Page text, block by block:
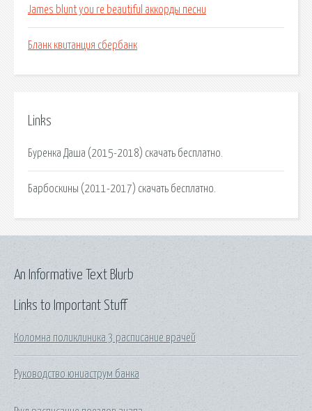
James blunt you re beautiful аккорды песни
Бланк квитанция сбербанк
Links
Буренка Даша (2015-2018) скачать бесплатно.
Барбоскины (2011-2017) скачать бесплатно.
Links to Important Stuff
Коломна поликлиника 3 расписание врачей
Руководство юниаструм банка
An Informative Text Blurb